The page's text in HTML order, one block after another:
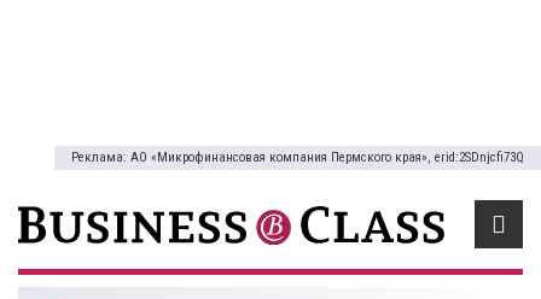
Реклама: АО «Микрофинансовая компания Пермского края», erid:2SDnjcfi73Q